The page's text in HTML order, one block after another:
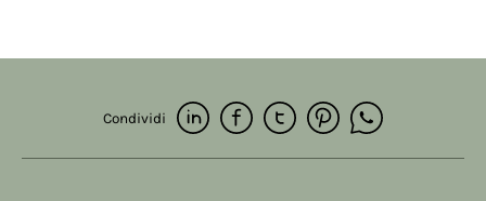
Condividi